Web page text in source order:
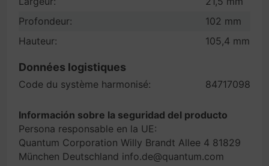
Profondeur:
102 mm
Hauteur:
105,4 mm
Données logistiques
Code du système harmonisé: 84717098
Información sobre la seguridad del producto
Persona responsable en la UE:
Quantum Corporation Willy Brandt Allee 4 81829
München Deutschland info.de@quantum.com